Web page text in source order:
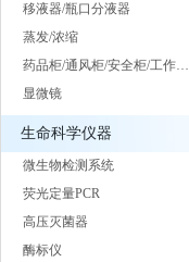
移液器/瓶口分液器
蒸发/浓缩
药品柜/通风柜/安全柜/工作…
显微镜
生命科学仪器
微生物检测系统
荧光定量PCR
高压灭菌器
酶标仪